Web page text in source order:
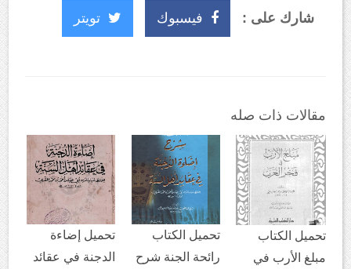
شارك على : فيسبوك تويتر
مقالات ذات صله
تحميل الكتاب
مبلغ الأرب في
تحميل الكتاب
رائحة الجنة شرح
تحميل إضاءة
الدجنة في عقائد